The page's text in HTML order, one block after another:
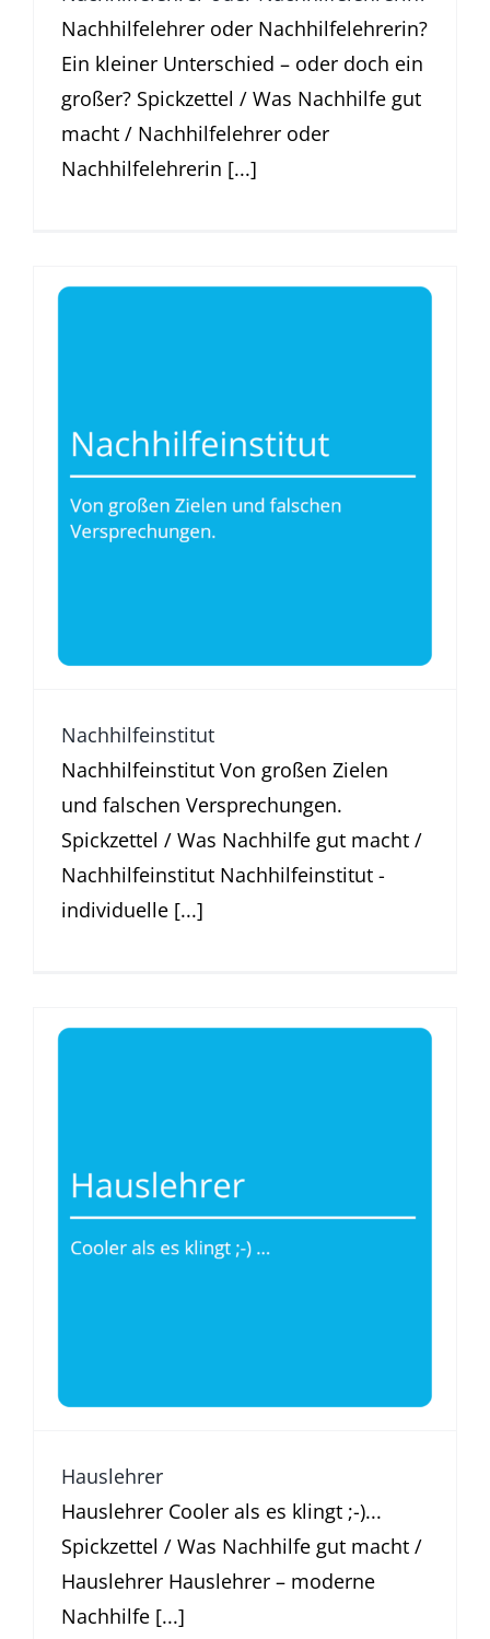
Nachhilfelehrer oder Nachhilfelehrerin?
Ein kleiner Unterschied – oder doch ein
großer? Spickzettel / Was Nachhilfe gut
macht / Nachhilfelehrer oder
Nachhilfelehrerin [...]
Was Nachhilfe gut macht
Nachhilfeinstitut
Nachhilfeinstitut Von großen Zielen
und falschen Versprechungen.
Spickzettel / Was Nachhilfe gut macht /
Nachhilfeinstitut Nachhilfeinstitut -
individuelle [...]
Was Nachhilfe gut macht
Hauslehrer
Hauslehrer Cooler als es klingt ;-)...
Spickzettel / Was Nachhilfe gut macht /
Hauslehrer Hauslehrer – moderne
Nachhilfe [...]